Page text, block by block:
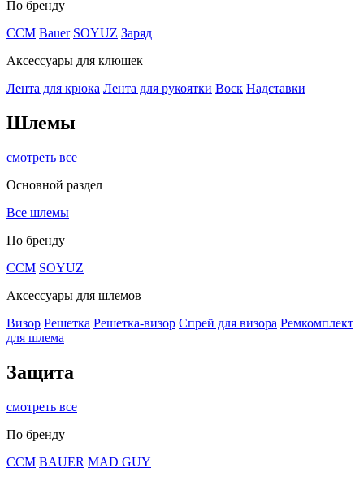
По бренду
CCM Bauer SOYUZ Заряд
Аксессуары для клюшек
Лента для крюка Лента для рукоятки Воск Надставки
Шлемы
смотреть все
Основной раздел
Все шлемы
По бренду
CCM SOYUZ
Аксессуары для шлемов
Визор Решетка Решетка-визор Спрей для визора Ремкомплект
для шлема
Защита
смотреть все
По бренду
CCM BAUER MAD GUY